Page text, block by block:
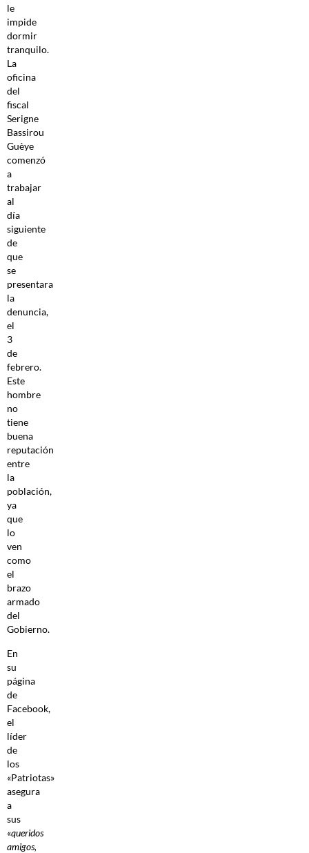
le
impide
dormir
tranquilo.
La
oficina
del
fiscal
Serigne
Bassirou
Guèye
comenzó
a
trabajar
al
día
siguiente
de
que
se
presentara
la
denuncia,
el
3
de
febrero.
Este
hombre
no
tiene
buena
reputación
entre
la
población,
ya
que
lo
ven
como
el
brazo
armado
del
Gobierno.
En
su
página
de
Facebook,
el
líder
de
los
«Patriotas»
asegura
a
sus
«queridos
amigos,